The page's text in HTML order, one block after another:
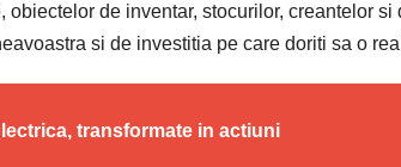
de inventar, stocurilor, creantelor si
si de investitia pe care doriti sa o
transformate in actiuni